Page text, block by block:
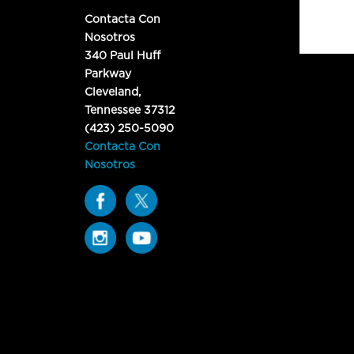
Contacta Con
Nosotros
340 Paul Huff
Parkway
Cleveland,
Tennessee 37312
(423) 250-5090
Contacta Con
Nosotros